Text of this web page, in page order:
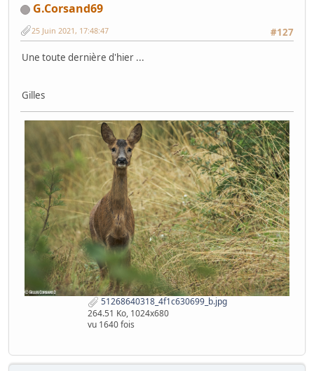
G.Corsand69
#127
25 Juin 2021, 17:48:47
Une toute dernière d'hier ...
Gilles
51268640318_4f1c630699_b.jpg
264.51 Ko, 1024x680
vu 1640 fois